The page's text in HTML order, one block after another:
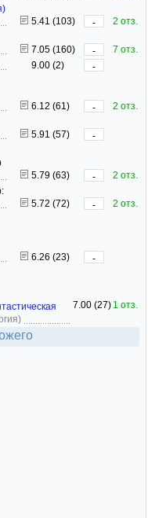
5.41 (103) -
2 отз.
7.05 (160) -
7 отз.
9.00 (2)
-
6.12 (61) -
2 отз.
5.91 (57)
-
5.79 (63) -
2 отз.
5.72 (72) -
2 отз.
6.26 (23) -
7.00 (27) 1 отз.